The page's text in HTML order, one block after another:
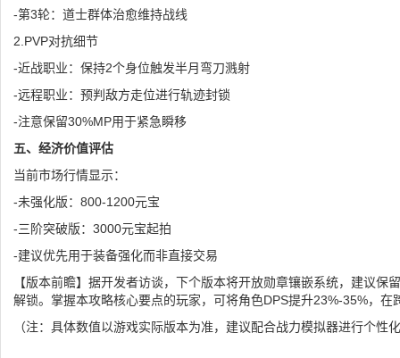
-第3轮：道士群体治愈维持战线
2.PVP对抗细节
-近战职业：保持2个身位触发半月弯刀溅射
-远程职业：预判敌方走位进行轨迹封锁
-注意保留30%MP用于紧急瞬移
五、经济价值评估
当前市场行情显示：
-未强化版：800-1200元宝
-三阶突破版：3000元宝起拍
-建议优先用于装备强化而非直接交易
【版本前瞻】据开发者访谈，下个版本将开放勋章镶嵌系统，建议保
解锁。掌握本攻略核心要点的玩家，可将角色DPS提升23%-35%，在
（注：具体数值以游戏实际版本为准，建议配合战力模拟器进行个性